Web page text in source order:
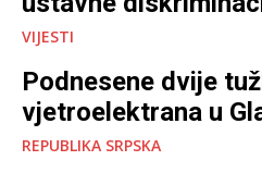
VIJESTI
Podnesene dvije
vjetroelektrana u
REPUBLIKA SRPSKA